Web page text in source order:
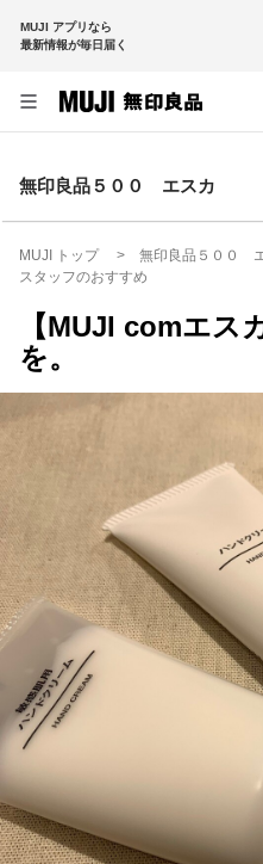
MUJI アプリなら
最新情報が毎日届く
無印良品５００ エスカ
MUJI トップ 無印良品５００
スタッフのおすすめ
【MUJI comエス
を。